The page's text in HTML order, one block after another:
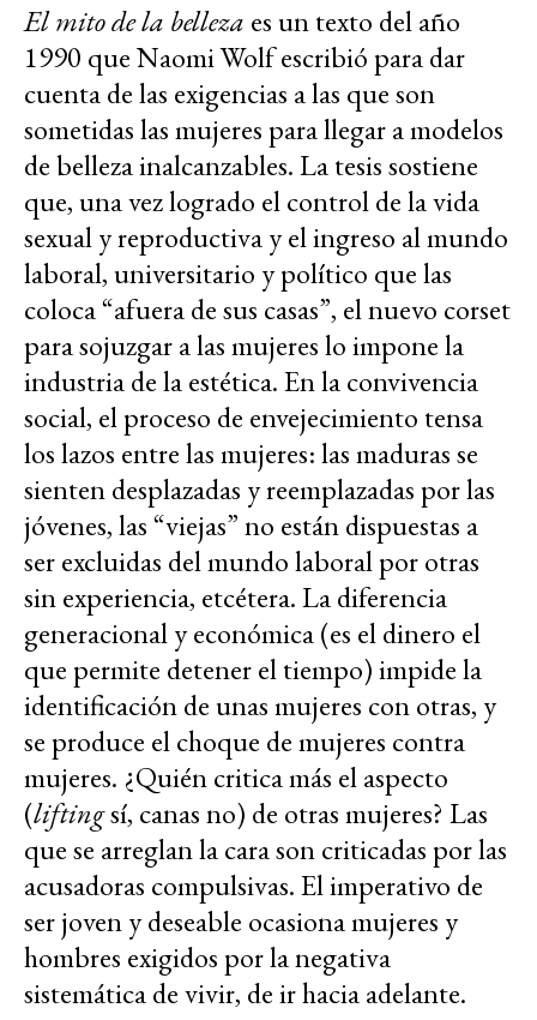
El mito de la belleza es un texto del año
1990 que Naomi Wolf escribió para dar
cuenta de las exigencias a las que son
sometidas las mujeres para llegar a modelos
de belleza inalcanzables. La tesis sostiene
que, una vez logrado el control de la vida
sexual y reproductiva y el ingreso al mundo
laboral, universitario y político que las
coloca “afuera de sus casas”, el nuevo corset
para sojuzgar a las mujeres lo impone la
industria de la estética. En la convivencia
social, el proceso de envejecimiento tensa
los lazos entre las mujeres: las maduras se
sienten desplazadas y reemplazadas por las
jóvenes, las “viejas” no están dispuestas a
ser excluidas del mundo laboral por otras
sin experiencia, etcétera. La diferencia
generacional y económica (es el dinero el
que permite detener el tiempo) impide la
identificación de unas mujeres con otras, y
se produce el choque de mujeres contra
mujeres. ¿Quién critica más el aspecto
(liftingsí, canas no) de otras mujeres? Las
que se arreglan la cara son criticadas por las
acusadoras compulsivas. El imperativo de
ser joven y deseable ocasiona mujeres y
hombres exigidos por la negativa
sistemática de vivir, de ir hacia adelante.